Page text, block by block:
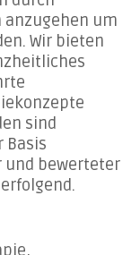
um
Wir bieten
sind
Basis
und bewerteter